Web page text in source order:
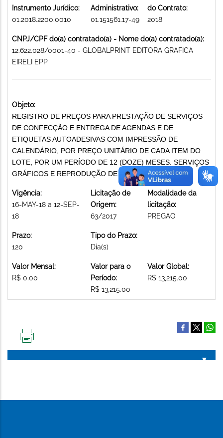
Instrumento Jurídico:
01.2018.2200.0010
Administrativo:
01.151561.17-49
do Contrato:
2018
CNPJ/CPF do(a) contratado(a) - Nome do(a) contratado(a):
12.622.028/0001-40 - GLOBALPRINT EDITORA GRAFICA
EIRELI EPP
Objeto:
REGISTRO DE PREÇOS PARA PRESTAÇÃO DE SERVIÇOS
DE CONFECÇÃO E ENTREGA DE AGENDAS E DE
ETIQUETAS AUTOADESIVAS COM IMPRESSÃO DE
CALENDÁRIO, POR PREÇO UNITÁRIO DE CADA ITEM DO
LOTE, POR UM PERÍODO DE 12 (DOZE) MESES. SERVIÇOS
GRÁFICOS E REPRODUÇÃO DE DOCUMENTOS
Vigência:
16-MAY-18 a 12-SEP-
18
Licitação de
Origem:
63/2017
Modalidade da
licitação:
PREGAO
Prazo:
120
Tipo do Prazo:
Dia(s)
Valor Mensal:
R$ 0.00
Valor para o
Período:
R$ 13,215.00
Valor Global:
R$ 13,215.00
PÁGINA